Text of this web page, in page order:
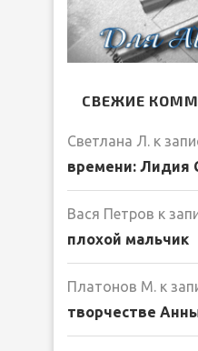
СВЕЖИЕ
Светлана Л. к
времени: Лидия
Вася Петров к
плохой мальчик
Платонов М. к
творчестве